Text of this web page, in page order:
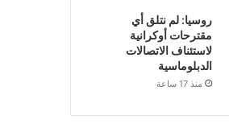
روسيا: لم نتلق أي
مقترحات أوكرانية
لاستئناف الاتصالات
الدبلوماسية
منذ 17 ساعة